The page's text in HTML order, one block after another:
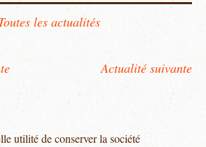
les actualités
Actualité suivante
utilité de conserver la société